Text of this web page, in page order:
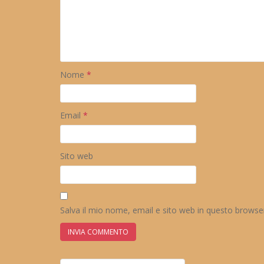
Nome *
Email *
Sito web
Salva il mio nome, email e sito web in questo